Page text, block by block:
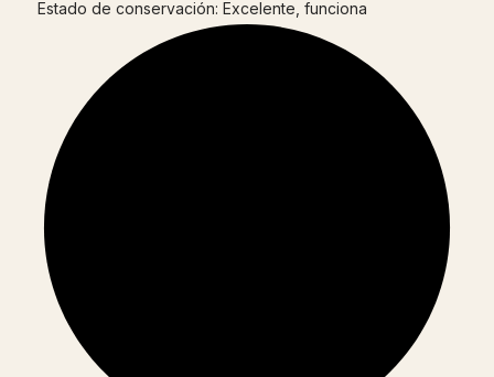
Estado de conservación: Excelente, funciona